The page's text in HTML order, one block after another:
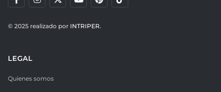
© 2025 realizado por INTRIPER.
LEGAL
Quienes somos